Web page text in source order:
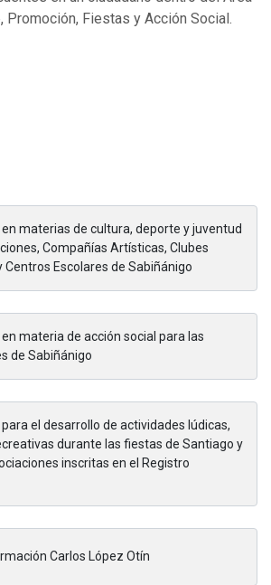
Promoción, Fiestas y Acción Social.
materias de cultura, deporte y juventud
Compañías Artísticas, Clubes
Centros Escolares de Sabiñánigo
materia de acción social para las
de Sabiñánigo
el desarrollo de actividades lúdicas,
durante las fiestas de Santiago y
inscritas en el Registro
Carlos López Otín